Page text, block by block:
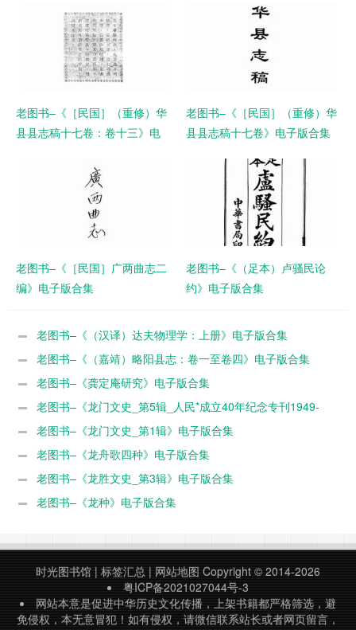
老图书–《［民国］（重修）华
县县志稿十七卷：卷十三》电
老图书–《［民国］（重修）华
县县志稿十七卷》电子版合集
老图书–《［民国］广两曲志二
编》电子版合集
老图书–《（足本）卢骚民论
约》电子版合集
老图书–《（汉译）达夫物理学：上册》电子版合集
老图书–《（嘉靖）略阳县志：卷一至卷四》电子版合集
老图书–《龚定庵研究》电子版合集
老图书–《龙门文史_第5辑_人民*成立40年纪念专刊1949-
1989》电子版合集
老图书–《龙门文史_第1辑》电子版合集
老图书–《龙舟歌四种》电子版合集
老图书–《龙胜文史_第3辑》电子版合集
老图书–《龙种》电子版合集
时光图书馆 | 标签汇总 | 网站地图 Copyright © 2014-2026
粤ICP备2021027044号-3
网站本意是促进中华历史文化传播，上架书籍都严格筛选，避
免侵权，本无意冒犯！如有侵权，请微信联系站长或者网页留言，